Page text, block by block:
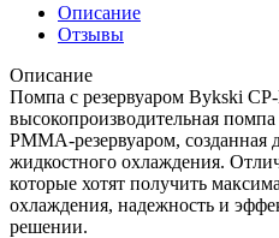
Описание
Отзывы
Описание
Помпа с резервуаром Bykski
высокопроизводительная
PMMA-резервуаром, созданная
жидкостного охлаждения.
которые хотят получить
охлаждения, надежность и
решении.